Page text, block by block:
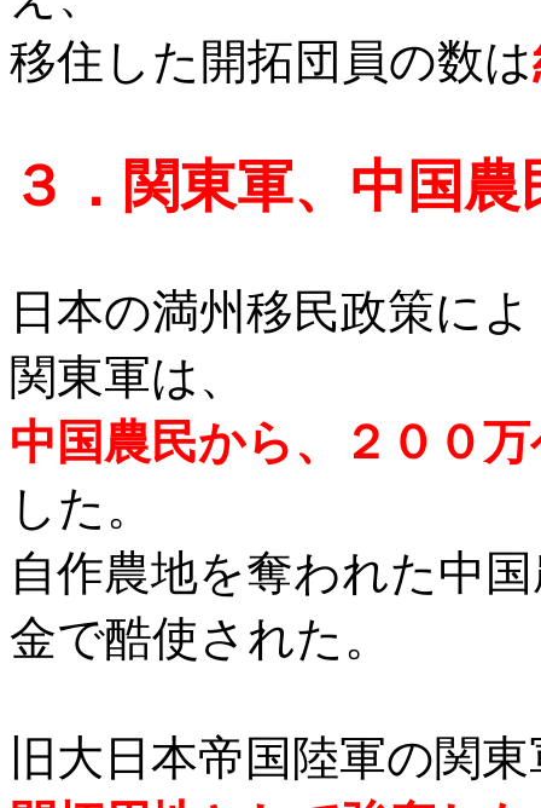
移住した開拓団員の数は
３．関東軍、中国
日本の満州移民政策に
関東軍は、
中国農民から、２００
した。
自作農地を奪われた中
金で酷使された。
旧大日本帝国陸軍の関